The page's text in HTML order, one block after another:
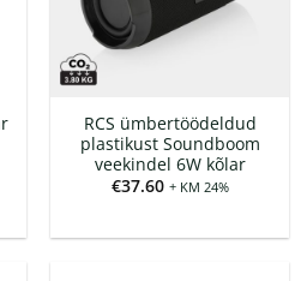
RCS ümbertöödeldud
plastikust Soundboom
veekindel 6W kõlar
€37.60 + KM 24%